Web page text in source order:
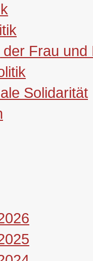
Frau und
Solidarität